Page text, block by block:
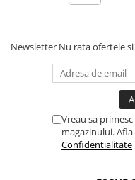
Newsletter Nu rata ofertele
Vreau sa
magazinului.
Confidentialitate